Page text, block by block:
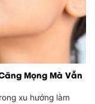
Mọng Mà Vẫn
xu hướng làm